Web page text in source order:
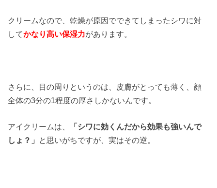
クリームなので、乾燥が原因でできてしまったシワに対
してかなり高い保湿力があります。
さらに、目の周りというのは、皮膚がとっても薄く、顔
全体の3分の1程度の厚さしかないんです。
アイクリームは、
「シワに効くんだから効果も強いんで
しょ？」 と思いがちですが、実はその逆。